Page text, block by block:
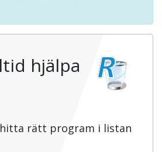
hjälpa
rätt program i listan